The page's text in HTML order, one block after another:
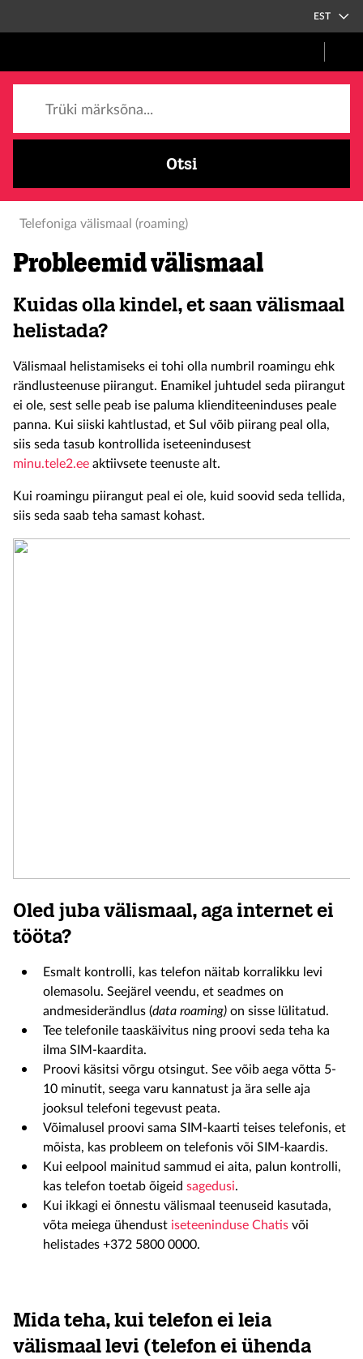
EST
Otsi
Telefoniga välismaal (roaming)
Probleemid välismaal
Kuidas olla kindel, et saan välismaal
helistada?
Välismaal helistamiseks ei tohi olla numbril roamingu ehk
rändlusteenuse piirangut. Enamikel juhtudel seda piirangut
ei ole, sest selle peab ise paluma klienditeeninduses peale
panna. Kui siiski kahtlustad, et Sul võib piirang peal olla,
siis seda tasub kontrollida iseteenindusest
minu.tele2.ee aktiivsete teenuste alt.
Kui roamingu piirangut peal ei ole, kuid soovid seda tellida,
siis seda saab teha samast kohast.
Oled juba välismaal, aga internet ei
tööta?
Esmalt kontrolli, kas telefon näitab korralikku levi
olemasolu. Seejärel veendu, et seadmes on
andmesiderändlus (data roaming) on sisse lülitatud.
Tee telefonile taaskäivitus ning proovi seda teha ka
ilma SIM-kaardita.
Proovi käsitsi võrgu otsingut. See võib aega võtta 5-
10 minutit, seega varu kannatust ja ära selle aja
jooksul telefoni tegevust peata.
Võimalusel proovi sama SIM-kaarti teises telefonis, et
mõista, kas probleem on telefonis või SIM-kaardis.
Kui eelpool mainitud sammud ei aita, palun kontrolli,
kas telefon toetab õigeid sagedusi.
Kui ikkagi ei õnnestu välismaal teenuseid kasutada,
võta meiega ühendust iseteeninduse Chatis või
helistades +372 5800 0000.
Mida teha, kui telefon ei leia
välismaal levi (telefon ei ühenda